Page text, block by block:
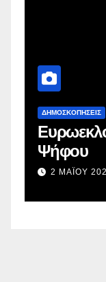
ΔΗΜΟΣΚΟΠΉΣΕΙΣ
Ψήφου
2 ΜΑΪ́ΟΥ